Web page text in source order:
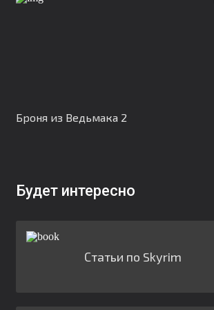
Броня из Ведьмака 2
Будет интересно
Статьи по Skyrim